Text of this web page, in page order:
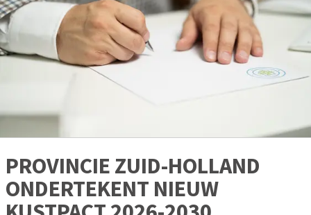
PROVINCIE ZUID-HOLLAND
ONDERTEKENT NIEUW